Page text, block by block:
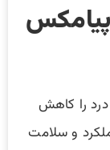
درد را کاهش
و سلامت